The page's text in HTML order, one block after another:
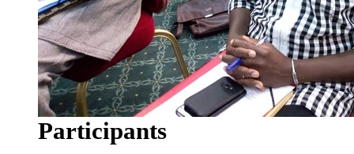
Participants